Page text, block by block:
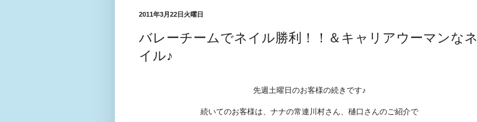
2011年3月22日火曜日
バレーチームでネイル勝利！！＆キャリアウーマンなネ
イル♪
先週土曜日のお客様の続きです♪
続いてのお客様は、ナナの常連川村さん、樋口さんのご紹介で